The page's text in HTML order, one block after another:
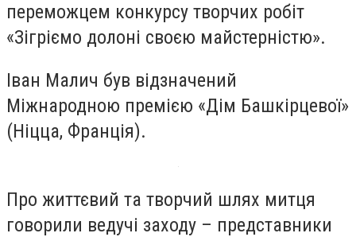
переможцем конкурсу творчих робіт
«Зігріємо долоні своєю майстерністю».
Іван Малич був відзначений
Міжнародною премією «Дім Башкірцевої»
(Ніцца, Франція).
Про життєвий та творчий шлях митця
говорили ведучі заходу – представники